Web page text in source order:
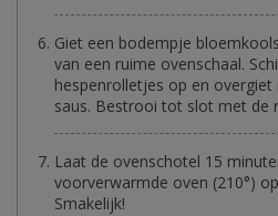
Giet een bodempje
van een ruime ovenschaal.
hespenrolletjes op en
saus. Bestrooi tot slot met de
Laat de ovenschotel 15
voorverwarmde oven (210°)
Smakelijk!